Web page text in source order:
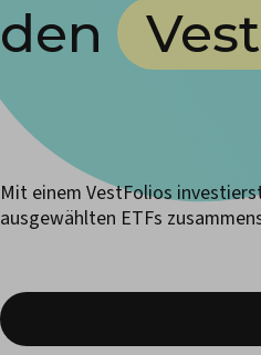
den
Mit einem VestFolios
ausgewählten ETFs